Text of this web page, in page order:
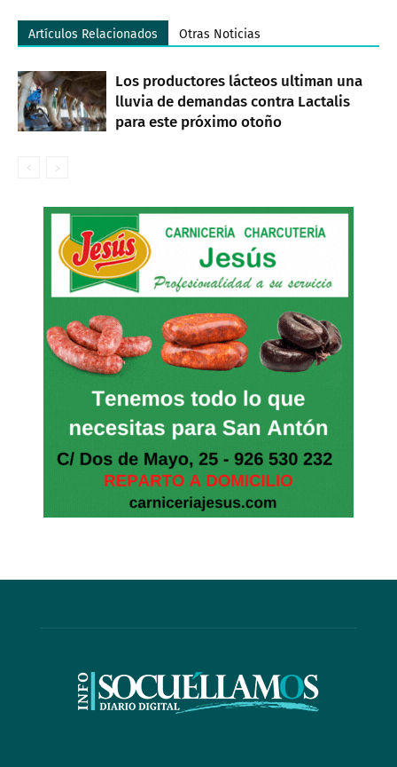
Artículos Relacionados Otras Noticias
Los productores lácteos ultiman una
lluvia de demandas contra Lactalis
para este próximo otoño